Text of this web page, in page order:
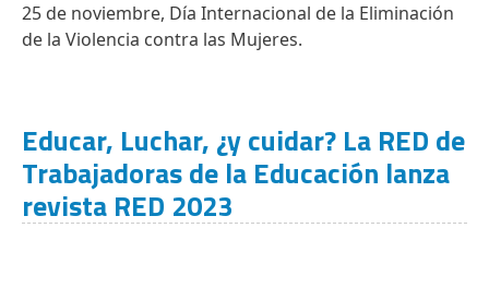
25 de noviembre, Día Internacional de la Eliminación
de la Violencia contra las Mujeres.
Educar, Luchar, ¿y cuidar? La RED de
Trabajadoras de la Educación lanza
revista RED 2023